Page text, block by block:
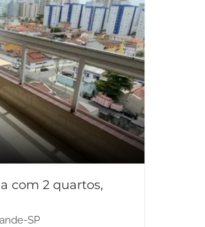
com 2 quartos,
SP